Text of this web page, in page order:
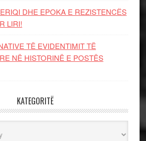
DHE EPOKA E REZISTENCЁS
LIRI!
TË EVIDENTIMIT TË
NË HISTORINË E POSTËS
KATEGORITË